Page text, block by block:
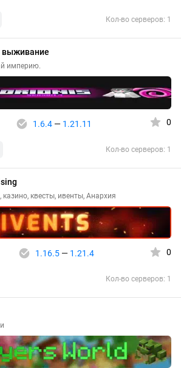
Кол-во серверов: 1
выживание
империю.
1.6.4— 1.21.11 0
Кол-во серверов: 1
казино, квесты, ивенты, Анархия
1.16.5— 1.21.4 0
Кол-во серверов: 1